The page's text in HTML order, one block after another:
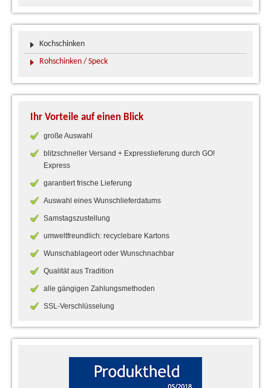
Kochschinken
Rohschinken / Speck
Ihr Vorteile auf einen Blick
große Auswahl
blitzschneller Versand + Expresslieferung durch GO!
Express
garantiert frische Lieferung
Auswahl eines Wunschlieferdatums
Samstagszustellung
umweltfreundlich: recyclebare Kartons
Wunschablageort oder Wunschnachbar
Qualität aus Tradition
alle gängigen Zahlungsmethoden
SSL-Verschlüsselung